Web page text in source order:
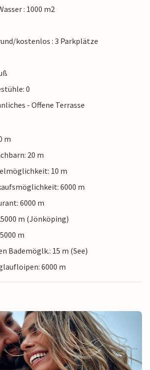
: 1000 m2
kostenlos : 3 Parkplätze
0
- Offene Terrasse
m
20 m
10 m
6000 m
6000 m
m (Jönköping)
m
Bademöglk.: 15 m (See)
6000 m